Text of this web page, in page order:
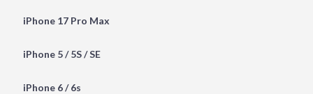
iPhone 17 Pro Max
iPhone 5 / 5S / SE
iPhone 6 / 6s